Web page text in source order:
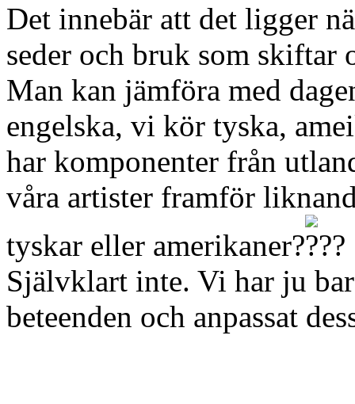
Det innebär att det ligger
seder och bruk som skiftar
Man kan jämföra med
engelska, vi kör tyska,
har komponenter från
våra artister framför
tyskar eller amerikaner?
Självklart inte. Vi har ju
beteenden och anpassat